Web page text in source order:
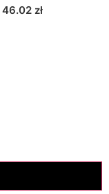
46.02 zł